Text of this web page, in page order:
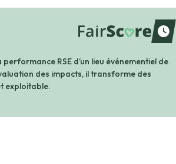
waiting
RSE d’un lieu événementiel de
des impacts, il transforme des
exploitable.